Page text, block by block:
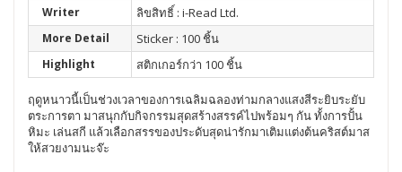
Writer ลิขสิทธิ์ : i-Read Ltd.
More Detail Sticker : 100 ชิ้น
Highlight สติกเกอร์กว่า 100 ชิ้น
ฤดูหนาวนี้เป็นช่วงเวลาของการเฉลิมฉลองท่ามกลางแสงสีระยิบระยับ
ตระการตา มาสนุกกับกิจกรรมสุดสร้างสรรค์ไปพร้อมๆ กัน ทั้งการปั้น
หิมะ เล่นสกี แล้วเลือกสรรของประดับสุดน่ารักมาเติมแต่งต้นคริสต์มาส
ให้สวยงามนะจ๊ะ